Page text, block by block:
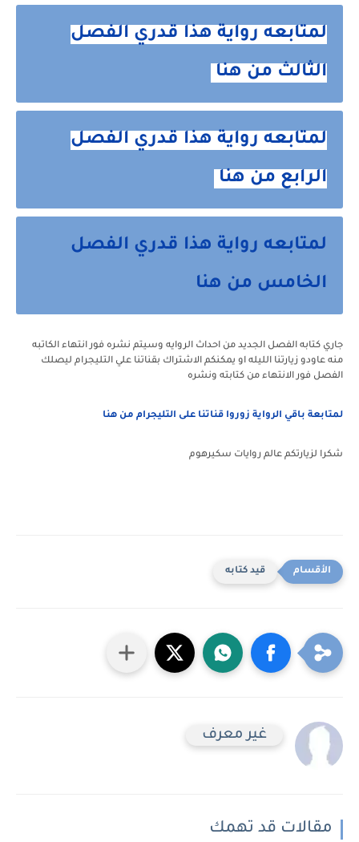
لمتابعه رواية هذا قدري الفصل
الثالث من هنا
لمتابعه رواية هذا قدري الفصل
الرابع من هنا
لمتابعه رواية هذا قدري الفصل
الخامس من هنا
جاري كتابه الفصل الجديد من احداث الروايه وسيتم نشره فور انتهاء الكاتبه
منه عاودو زيارتنا الليله او يمكنكم الاشتراك بقناتنا علي التليجرام ليصلك
الفصل فور الانتهاء من كتابته ونشره
لمتابعة باقي الرواية زوروا قناتنا على التليجرام من هنا
شكرا لزيارتكم عالم روايات سكيرهوم
قيد كتابه
غير معرف
مقالات قد تهمك